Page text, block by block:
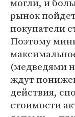
рынок
покупатели
Поэтому
(медведями
ждут
действия,
стоимости